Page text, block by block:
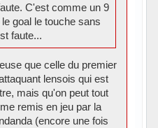
C'est comme un 9
goal le touche sans
faute...
que celle du premier
lensois qui est
mais qu'on peut tout
remis en jeu par la
(encore une fois